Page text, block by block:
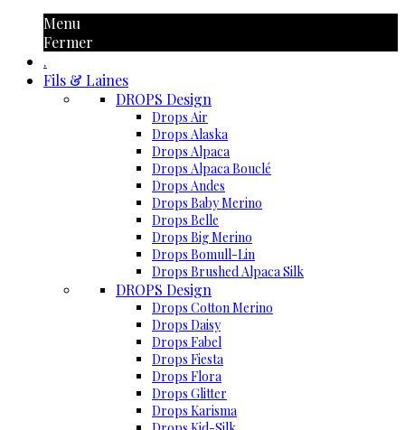
Menu
Fermer
.
Fils & Laines
DROPS Design
Drops Air
Drops Alaska
Drops Alpaca
Drops Alpaca Bouclé
Drops Andes
Drops Baby Merino
Drops Belle
Drops Big Merino
Drops Bomull-Lin
Drops Brushed Alpaca Silk
DROPS Design
Drops Cotton Merino
Drops Daisy
Drops Fabel
Drops Fiesta
Drops Flora
Drops Glitter
Drops Karisma